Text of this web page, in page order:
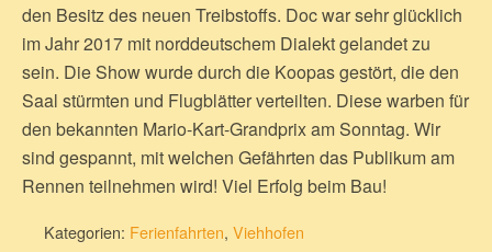
den Besitz des neuen Treibstoffs. Doc war sehr glücklich
im Jahr 2017 mit norddeutschem Dialekt gelandet zu
sein. Die Show wurde durch die Koopas gestört, die den
Saal stürmten und Flugblätter verteilten. Diese warben für
den bekannten Mario-Kart-Grandprix am Sonntag. Wir
sind gespannt, mit welchen Gefährten das Publikum am
Rennen teilnehmen wird! Viel Erfolg beim Bau!
Kategorien: Ferienfahrten, Viehhofen